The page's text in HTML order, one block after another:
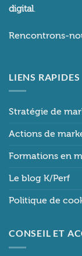
digital.
Rencontrons-
LIENS RAPIDES
Stratégie de
Actions de
Formations en
Le blog K/Perf
Politique de
CONSEIL ET